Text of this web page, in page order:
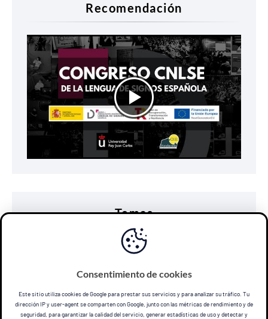
Recomendación
Temas
comunicación discapacidad
Consentimiento de cookies
Este sitio utiliza cookies de Google para prestar sus servicios y para analizar su tráfico. Tu
dirección IP y user-agent se comparten con Google, junto con las métricas de rendimiento y de
seguridad, para garantizar la calidad del servicio, generar estadísticas de uso y detectar y